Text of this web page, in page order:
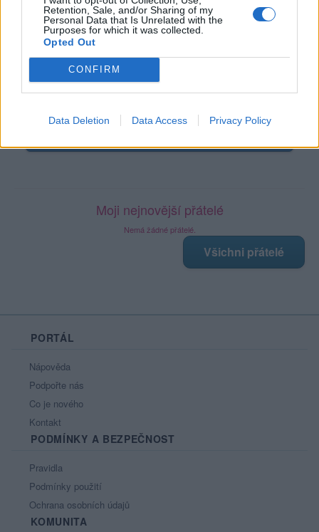
Retention, Sale, and/or Sharing of my
Personal Data that Is Unrelated with the
Purposes for which it was collected.
Opted Out
CONFIRM
Data Deletion Data Access Privacy Policy
Informace pro uživatele
Poslední 3 příspěvky na mé zdi
Nemá žádné příspěvky
Moji nejnovější přátelé
Nemá žádné přátelé.
Všichni přátelé
PORTÁL
Nápověda
Podpořte nás
Co je nového
Kontakt
PODMÍNKY A BEZPEČNOST
Pravidla
Podmínky použití
Ochrana osobních údajů
KOMUNITA